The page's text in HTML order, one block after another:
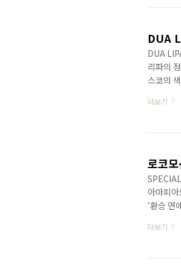
공연으
DUA
리파의
스코의
다. 먼저
다. 특히
더보기
로코
아마피
‘환승 연
자신의
EILISH..
더보기